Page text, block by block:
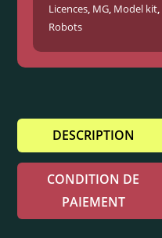
Licences MG Model kit
Robots
DESCRIPTION
CONDITION DE
PAIEMENT